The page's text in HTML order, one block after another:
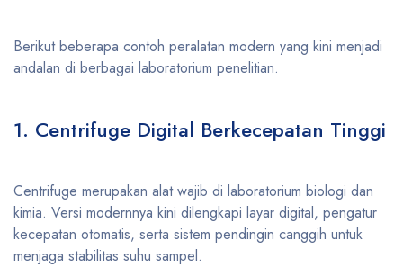
Berikut beberapa contoh peralatan modern yang kini menjadi
andalan di berbagai laboratorium penelitian.
1. Centrifuge Digital Berkecepatan Tinggi
Centrifuge merupakan alat wajib di laboratorium biologi dan
kimia. Versi modernnya kini dilengkapi layar digital, pengatur
kecepatan otomatis, serta sistem pendingin canggih untuk
menjaga stabilitas suhu sampel.